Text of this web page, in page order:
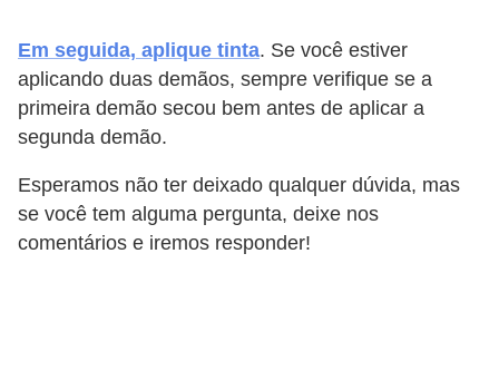
Em seguida, aplique tinta. Se você estiver
aplicando duas demãos, sempre verifique se a
primeira demão secou bem antes de aplicar a
segunda demão.
Esperamos não ter deixado qualquer dúvida, mas
se você tem alguma pergunta, deixe nos
comentários e iremos responder!